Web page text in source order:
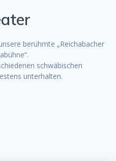
berühmte „Reichabacher
schwäbischen
unterhalten.